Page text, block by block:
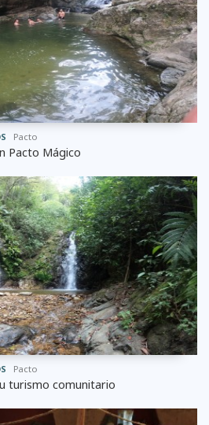
Pacto
Pacto Mágico
Pacto
turismo comunitario